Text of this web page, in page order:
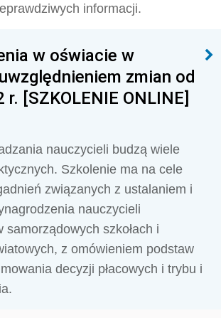
informacji.
w oświacie w
zmian od
[SZKOLENIE ONLINE]
nauczycieli budzą wiele
Szkolenie ma na cele
związanych z ustalaniem i
nauczycieli
samorządowych szkołach i
z omówieniem podstaw
decyzji płacowych i trybu i